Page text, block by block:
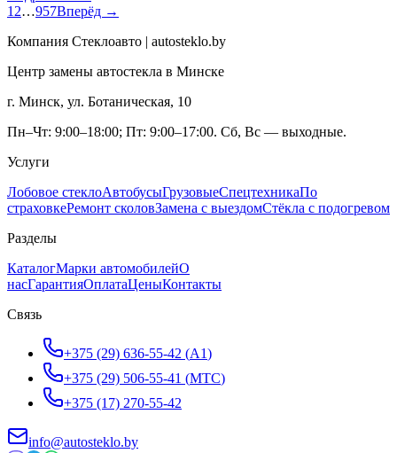
1 2…957Вперёд →
Компания Стеклоавто | autosteklo.by
Центр замены автостекла в Минске
г. Минск, ул. Ботаническая, 10
Пн–Чт: 9:00–18:00; Пт: 9:00–17:00. Сб, Вс — выходные.
Услуги
Лобовое стеклоАвтобусыГрузовыеСпецтехникаПо
страховкеРемонт сколовЗамена с выездомСтёкла с подогревом
Разделы
КаталогМарки автомобилейО
насГарантияОплатаЦеныКонтакты
Связь
+375 (29) 636-55-42 (A1)
+375 (29) 506-55-41 (МТС)
+375 (17) 270-55-42
info@autosteklo.by